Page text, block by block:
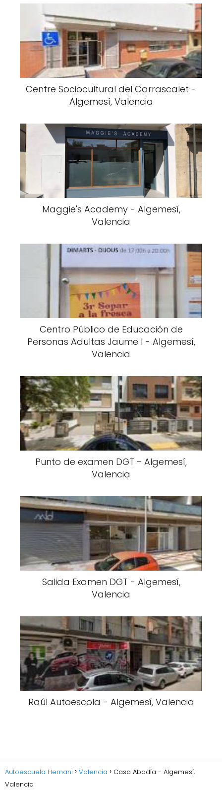
Centre Sociocultural del Carrascalet -
Algemesí, Valencia
Maggie's Academy - Algemesí,
Valencia
Centro Público de Educación de
Personas Adultas Jaume I - Algemesí,
Valencia
Punto de examen DGT - Algemesí,
Valencia
Salida Examen DGT - Algemesí,
Valencia
Raúl Autoescola - Algemesí, Valencia
Autoescuela Hernani Valencia
Casa Abadía - Algemesí,
Valencia